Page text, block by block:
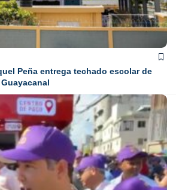
Peña entrega techado escolar de